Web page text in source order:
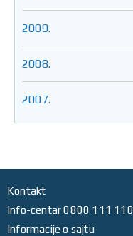
2009.
2008.
2007.
Kontakt
Info-centar 0800 111 110
Informacije o sajtu